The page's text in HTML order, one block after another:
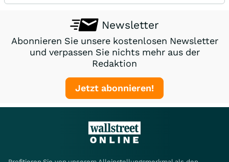
Newsletter
Abonnieren Sie unsere kostenlosen Newsletter
und verpassen Sie nichts mehr aus der
Redaktion
Jetzt abonnieren!